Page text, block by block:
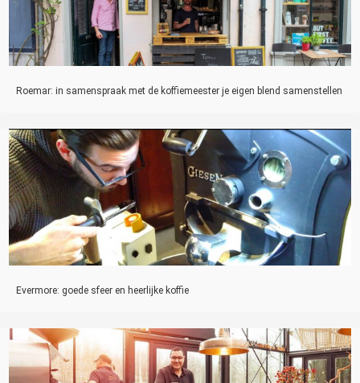
Roemar: in samenspraak met de koffiemeester je eigen blend samenstellen
Evermore: goede sfeer en heerlijke koffie